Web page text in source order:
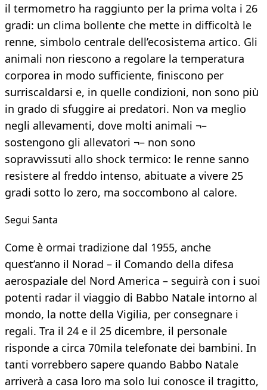
il termometro ha raggiunto per la prima volta i 26
gradi: un clima bollente che mette in difficoltà le
renne, simbolo centrale dell’ecosistema artico. Gli
animali non riescono a regolare la temperatura
corporea in modo sufficiente, finiscono per
surriscaldarsi e, in quelle condizioni, non sono più
in grado di sfuggire ai predatori. Non va meglio
negli allevamenti, dove molti animali ¬–
sostengono gli allevatori ¬– non sono
sopravvissuti allo shock termico: le renne sanno
resistere al freddo intenso, abituate a vivere 25
gradi sotto lo zero, ma soccombono al calore.
Segui Santa
Come è ormai tradizione dal 1955, anche
quest’anno il Norad – il Comando della difesa
aerospaziale del Nord America – seguirà con i suoi
potenti radar il viaggio di Babbo Natale intorno al
mondo, la notte della Vigilia, per consegnare i
regali. Tra il 24 e il 25 dicembre, il personale
risponde a circa 70mila telefonate dei bambini. In
tanti vorrebbero sapere quando Babbo Natale
arriverà a casa loro ma solo lui conosce il tragitto,